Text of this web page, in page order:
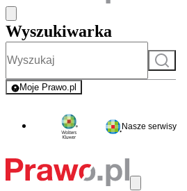
Wyszukiwarka
Szukaj
Moje Prawo.pl
- rejestracja i logowanie do serwisu
Nasze serwisy